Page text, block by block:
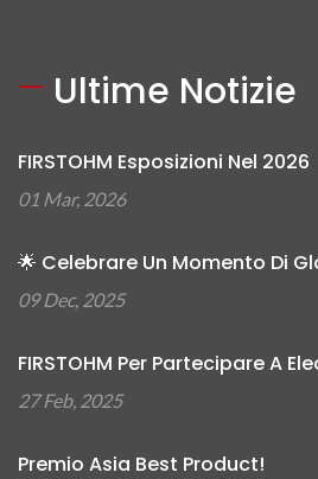
Ultime Notizie
FIRSTOHM Esposizioni Nel 2026
01 Mar, 2026
🌟 Celebrare Un Momento Di
09 Dec, 2025
FIRSTOHM Per Partecipare A
27 Feb, 2025
Premio Asia Best Product!